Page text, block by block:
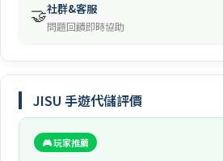
🤝社群&客服
問題回饋即時協助
JISU 手遊代儲評價
🎮 玩家推薦